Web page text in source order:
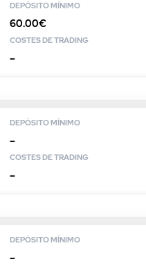
DEPÓSITO MÍNIMO
60.00€
COSTES DE TRADING
–
DEPÓSITO MÍNIMO
–
COSTES DE TRADING
–
DEPÓSITO MÍNIMO
–